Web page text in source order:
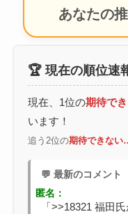
あなたの
🏆 現在の順位速
現在、1位の期待でき
います！
追う2位の期待できない
💬 最新のコメント
匿名：
「>>18321 福田